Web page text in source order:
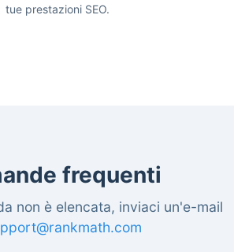
tue prestazioni SEO.
frequenti
non è elencata, inviaci un'e-mail